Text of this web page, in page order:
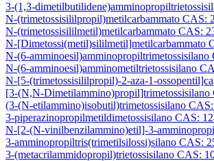
3-(1,3-
N-(trimetossisililpropil)metilcarbammato CAS:
N-(trimetossisililmetil)metilcarbammato CAS:
N-[Dimetossi(metil)sililmetil]metilcarbammato
N-(6-
N-(6-amminoesil)amminometiltrietossisilano
N-[5-(trimetossisililpropil)-2-aza-1-
[3-(N,N-Dimetilammino)propil]trimetossisilano
(3-(N-etilammino)isobutil)trimetossisilano
3-piperazinopropilmetildimetossisilano CAS:
N-[2-(N-vinilbenzilammino)etil]-3-
3-amminopropiltris(trimetilsilossi)silano CAS:
3-(metacrilammidopropil)trietossisilano CAS: